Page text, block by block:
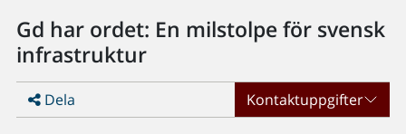
Gd har ordet: En milstolpe för svensk
infrastruktur
Dela Kontaktuppgifter